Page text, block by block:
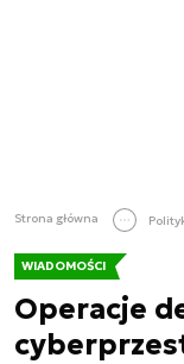
Strona główna
WIADOMOŚCI
Operacje